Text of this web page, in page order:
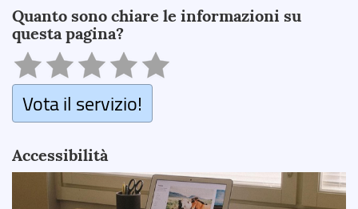
Quanto sono chiare le informazioni su
questa pagina?
Vota il servizio!
Accessibilità